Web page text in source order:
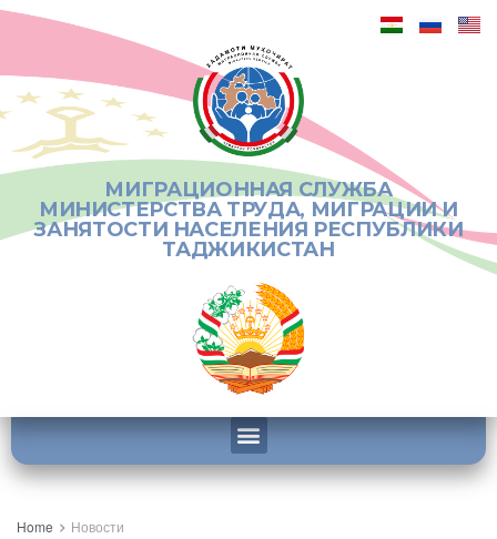
МИГРАЦИОННАЯ СЛУЖБА
МИНИСТЕРСТВА ТРУДА, МИГРАЦИИ И
ЗАНЯТОСТИ НАСЕЛЕНИЯ РЕСПУБЛИКИ
ТАДЖИКИСТАН
Home Новости